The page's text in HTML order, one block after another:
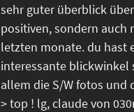
sehr guter überblick
positiven, sondern auch
letzten monate. du hast
interessante blickwinkel
allem die S/W fotos und
> top ! lg, claude von